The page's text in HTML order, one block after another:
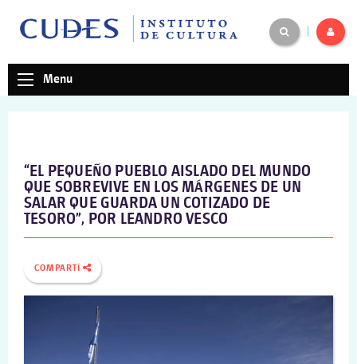
Menu
“EL PEQUEÑO PUEBLO AISLADO DEL MUNDO
QUE SOBREVIVE EN LOS MÁRGENES DE UN
SALAR QUE GUARDA UN COTIZADO DE
TESORO”, POR LEANDRO VESCO
COMPARTÍ